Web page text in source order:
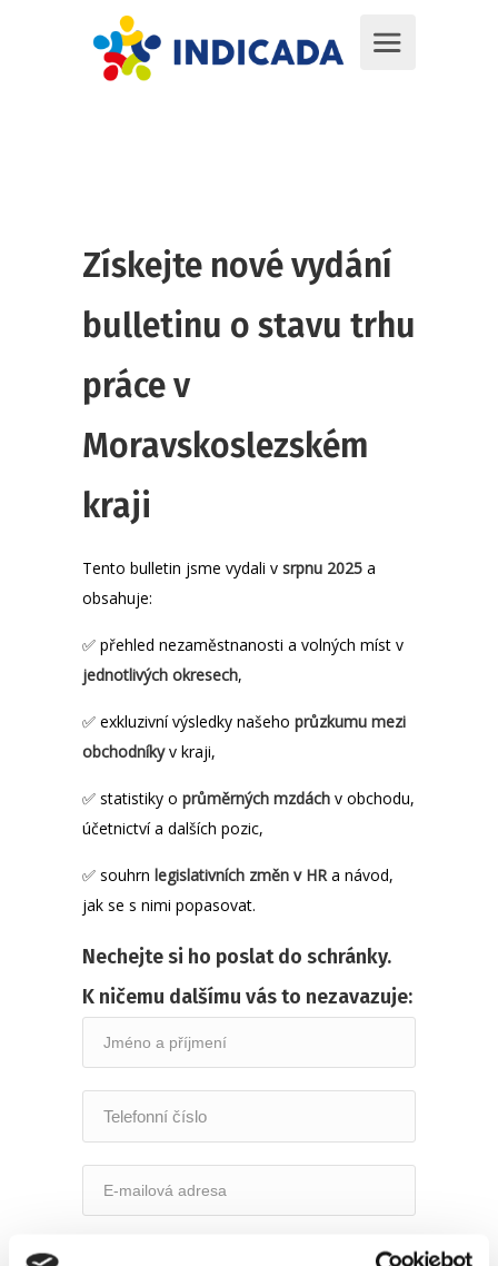
Získejte nové vydání
bulletinu o stavu trhu
práce v
Moravskoslezském
kraji
Tento bulletin jsme vydali v srpnu 2025 a
obsahuje:
✅ přehled nezaměstnanosti a volných míst v
jednotlivých okresech,
✅ exkluzivní výsledky našeho průzkumu mezi
obchodníkyv kraji,
✅ statistiky o průměrných mzdách v obchodu,
účetnictví a dalších pozic,
✅ souhrn legislativních změn v HRa návod,
jak se s nimi popasovat.
Nechejte si ho poslat do schránky.
K ničemu dalšímu vás to nezavazuje: